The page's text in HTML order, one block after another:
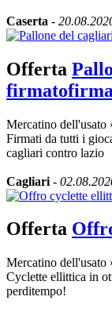
Caserta -
Offerta
Mercatino dell'usato
Firmati da tutti i
cagliari contro lazio
Cagliari -
Offerta
Mercatino dell'usato
Cyclette ellittica in
perditempo!